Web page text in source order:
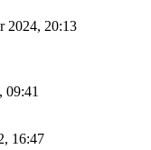
2024, 20:13
09:41
16:47